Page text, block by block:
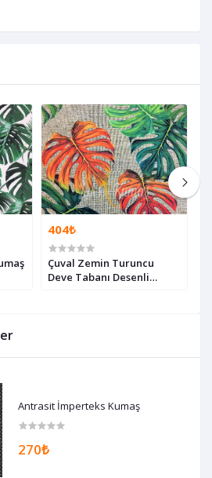
Antrasit İmperteks Kumaş
270₺
404₺
Çuval Zemin Turuncu
Deve Tabanı Desenli